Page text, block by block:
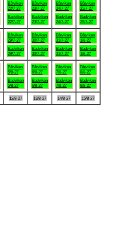
Båtviken
22/7-27
Badviken
22/7-27
Båtviken
23/7-27
Badviken
23/7-27
Båtviken
24/7-27
Badviken
24/7-27
Båtviken
25/7-27
Badviken
25/7-27
Båtviken
29/7-27
Badviken
29/7-27
Båtviken
30/7-27
Badviken
30/7-27
Båtviken
31/7-27
Badviken
31/7-27
Båtviken
1/8-27
Badviken
1/8-27
Båtviken
5/8-27
Badviken
5/8-27
Båtviken
6/8-27
Badviken
6/8-27
Båtviken
7/8-27
Badviken
7/8-27
Båtviken
8/8-27
Badviken
8/8-27
12/8-27 13/8-27 14/8-27 15/8-27